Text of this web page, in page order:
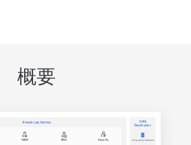
概要